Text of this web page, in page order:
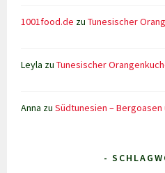
1001food.de zuTunesischer
Leyla zuTunesischer
Anna zuSüdtunesien –
-